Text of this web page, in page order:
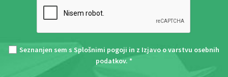
Seznanjen sem s Splošnimi pogoji in z Izjavo o varstvu osebnih
podatkov. *